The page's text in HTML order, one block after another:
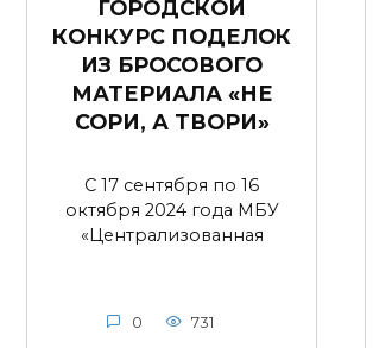
ГОРОДСКОЙ
КОНКУРС ПОДЕЛОК
ИЗ БРОСОВОГО
МАТЕРИАЛА «НЕ
СОРИ, А ТВОРИ»
С 17 сентября по 16
октября 2024 года МБУ
«Централизованная
0 731